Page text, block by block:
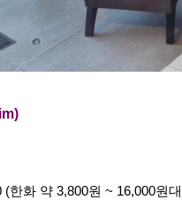
한화 약 3,800원 ~ 16,000원